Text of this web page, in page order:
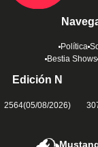
Política
Bestia Shows
Edición N
2564(05/08/2026)